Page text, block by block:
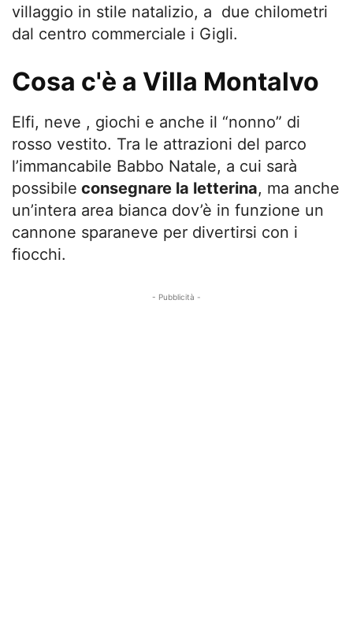
villaggio in stile natalizio, a due chilometri
dal centro commerciale i Gigli.
Cosa c'è a Villa Montalvo
Elfi, neve , giochi e anche il “nonno” di
rosso vestito. Tra le attrazioni del parco
l’immancabile Babbo Natale, a cui sarà
possibile consegnare la letterina, ma anche
un’intera area bianca dov’è in funzione un
cannone sparaneve per divertirsi con i
fiocchi.
- Pubblicità -